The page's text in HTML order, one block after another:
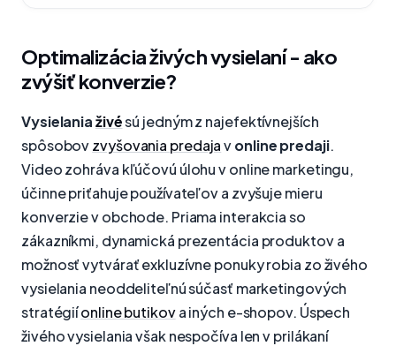
Optimalizácia živých vysielaní - ako
zvýšiť konverzie?
Vysielaniaživésú jedným z najefektívnejších
spôsobovzvyšovania predajavonline predaji.
Video zohráva kľúčovú úlohu v online marketingu,
účinne priťahuje používateľov a zvyšuje mieru
konverzie v obchode. Priama interakcia so
zákazníkmi, dynamická prezentácia produktov a
možnosť vytvárať exkluzívne ponuky robia zo živého
vysielania neoddeliteľnú súčasť marketingových
stratégiíonline butikova iných e-shopov. Úspech
živého vysielania však nespočíva len v prilákaní